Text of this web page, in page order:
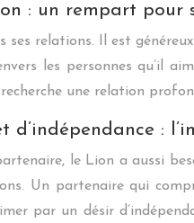
: un rempart pour
ses relations. Il est
les personnes qu’il
une relation
:
le Lion a aussi
Un partenaire qui
par un désir